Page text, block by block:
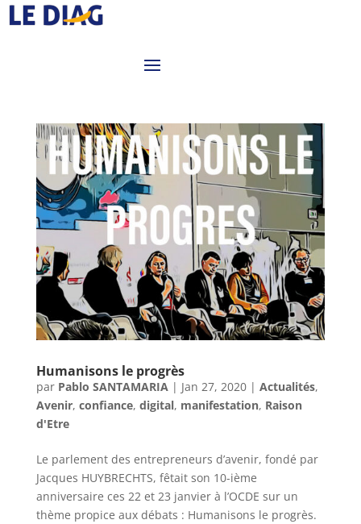
Humanisons le progrès
par Pablo SANTAMARIA | Jan 27, 2020| Actualités,
Avenir, confiance, digital, manifestation, Raison
d'Etre
Le parlement des entrepreneurs d’avenir, fondé par
Jacques HUYBRECHTS, fêtait son 10-ième
anniversaire ces 22 et 23 janvier à l’OCDE sur un
thème propice aux débats : Humanisons le progrès.